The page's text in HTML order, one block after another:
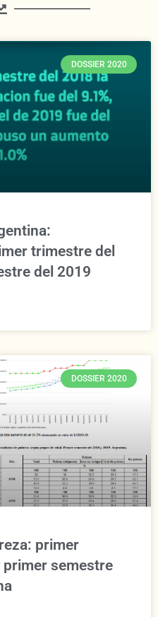
DOSSIER 2020
trimestre del
del 2019
DOSSIER 2020
primer
semestre